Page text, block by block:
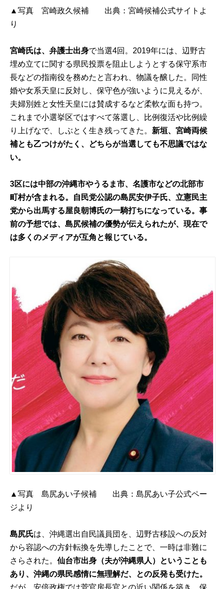
▲写真 宮崎政久候補 出典：宮崎候補公式サイト よ
り
宮崎氏は、弁護士出身で当選4回。2019年には、辺野古
埋め立てに関する県民投票を阻止しようとする保守系市
長などの指南役を務めたと言われ、物議を醸した。同性
婚や女系天皇に反対し、保守色が強いように見えるが、
夫婦別姓と女性天皇には賛成するなど柔軟な面も持つ。
これまで小選挙区ではすべて落選し、比例復活や比例繰
り上げなで、しぶとく生き残ってきた。 新垣、宮崎両候
補とも乙つけがたく、どちらが当選しても不思議ではな
い。
3区には中部の沖縄市やうるま市、名護市などの北部市
町村が含まれる。自民党公認の島尻安伊子氏、立憲民主
党から出馬する屋良朝博氏の一騎打ちになっている。事
前の予想では、島尻候補の優勢が伝えられたが、現在で
は多くのメディアが互角と報じている。
▲写真 島尻あい子候補 出典：島尻あい子公式ペー
ジより
島尻氏は、沖縄選出自民議員団を、辺野古移設への反対
から容認への方針転換を先導したことで、一時は非難に
さらされた。仙台市出身（夫が沖縄県人）ということも
あり、沖縄の県民感情に無理解だ、との反発も受けた。